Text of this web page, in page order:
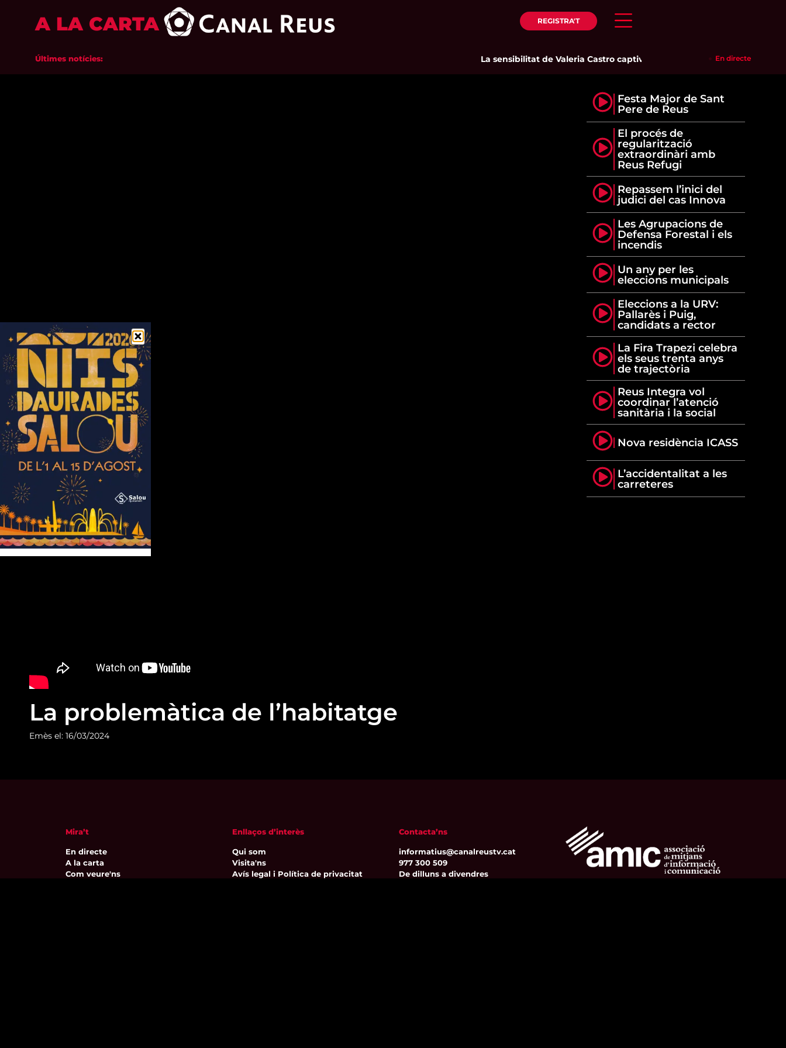
A LA CARTA REGISTRA'T
Últimes notícies: La sensibilitat de Valeria Castro captiva el públic del Parc del Pinaret
En directe
La problemàtica de l’habitatge
Emès el: 16/03/2024
Festa Major de Sant
Pere de Reus
El procés de
regularització
extraordinàri amb
Reus Refugi
Repassem l’inici del
judici del cas Innova
Les Agrupacions de
Defensa Forestal i els
incendis
Un any per les
eleccions municipals
Eleccions a la URV:
Pallarès i Puig,
candidats a rector
La Fira Trapezi celebra
els seus trenta anys
de trajectòria
Reus Integra vol
coordinar l’atenció
sanitària i la social
Nova residència ICASS
L’accidentalitat a les
carreteres
Mira’t
En directe
A la carta
Com veure'ns
Enllaços d’interès
Qui som
Visita'ns
Avís legal i Política de privacitat
Contacta’ns
informatius@canalreustv.cat
977 300 509
De dilluns a divendres